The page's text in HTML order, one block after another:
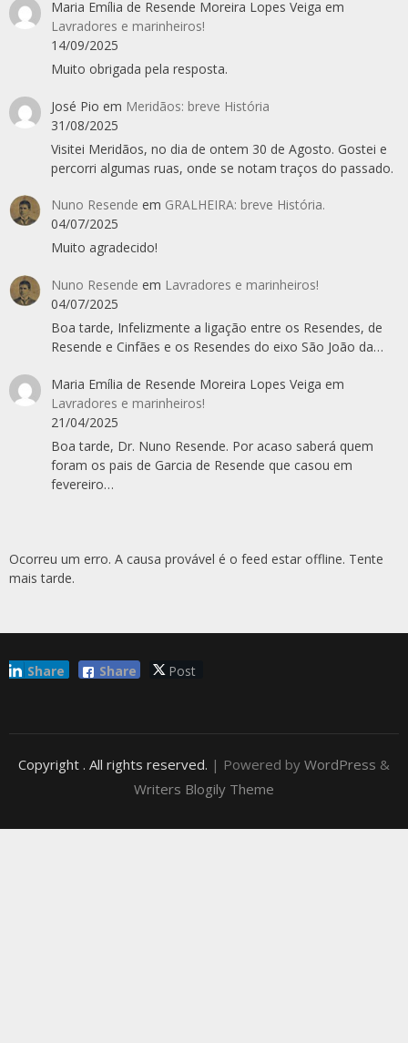
Maria Emília de Resende Moreira Lopes Veiga em
Lavradores e marinheiros!
14/09/2025
Muito obrigada pela resposta.
José Pio em Meridãos: breve História
31/08/2025
Visitei Meridãos, no dia de ontem 30 de Agosto. Gostei e
percorri algumas ruas, onde se notam traços do passado.
Nuno Resende em GRALHEIRA: breve História.
04/07/2025
Muito agradecido!
Nuno Resende em Lavradores e marinheiros!
04/07/2025
Boa tarde, Infelizmente a ligação entre os Resendes, de
Resende e Cinfães e os Resendes do eixo São João da…
Maria Emília de Resende Moreira Lopes Veiga em
Lavradores e marinheiros!
21/04/2025
Boa tarde, Dr. Nuno Resende. Por acaso saberá quem
foram os pais de Garcia de Resende que casou em
fevereiro…
Ocorreu um erro. A causa provável é o feed estar offline. Tente
mais tarde.
Share Post
Share
Copyright . All rights reserved. | Powered by WordPress &
Writers Blogily Theme